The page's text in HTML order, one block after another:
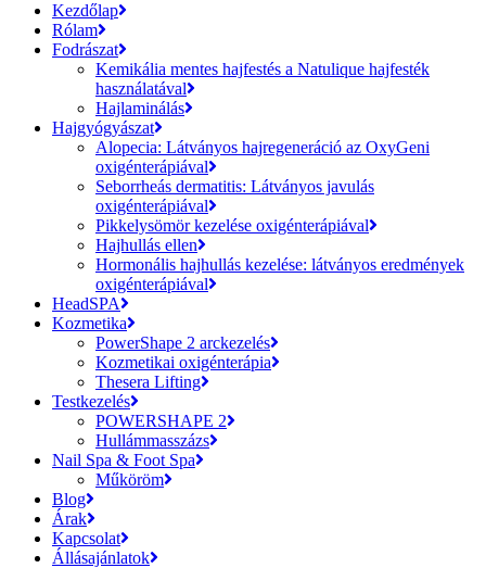
Kezdőlap
Rólam
Fodrászat
Kemikália mentes hajfestés a Natulique hajfesték
használatával
Hajlaminálás
Hajgyógyászat
Alopecia: Látványos hajregeneráció az OxyGeni
oxigénterápiával
Seborrheás dermatitis: Látványos javulás
oxigénterápiával
Pikkelysömör kezelése oxigénterápiával
Hajhullás ellen
Hormonális hajhullás kezelése: látványos eredmények
oxigénterápiával
HeadSPA
Kozmetika
PowerShape 2 arckezelés
Kozmetikai oxigénterápia
Thesera Lifting
Testkezelés
POWERSHAPE 2
Hullámmasszázs
Nail Spa & Foot Spa
Műköröm
Blog
Árak
Kapcsolat
Állásajánlatok